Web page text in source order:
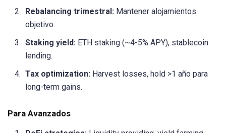
Rebalancing trimestral: Mantener alojamientos
objetivo.
Staking yield: ETH staking (~4-5% APY), stablecoin
lending.
Tax optimization: Harvest losses, hold >1 año para
long-term gains.
Para Avanzados